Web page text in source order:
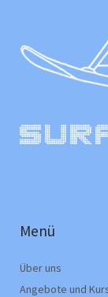
Menü
Über uns
Angebote und